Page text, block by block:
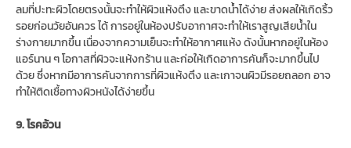
ลมที่ปะทะผิวโดยตรงนั้นจะทำให้ผิวแห้งตึง และขาดน้ำได้ง่าย ส่งผลให้เกิดริ้ว
รอยก่อนวัยอันควร ได้ การอยู่ในห้องปรับอากาศจะทำให้เราสูญเสียน้ำใน
ร่างกายมากขึ้น เนื่องจากความเย็นจะทำให้อากาศแห้ง ดังนั้นหากอยู่ในห้อง
แอร์นาน ๆ โอกาสที่ผิวจะแห้งกร้าน และก่อให้เกิดอาการคันก็จะมากขึ้นไป
ด้วย ซึ่งหากมีอาการคันจากการที่ผิวแห้งตึง และเกาจนผิวมีรอยถลอก อาจ
ทำให้ติดเชื้อทางผิวหนังได้ง่ายขึ้น
9. โรคอ้วน